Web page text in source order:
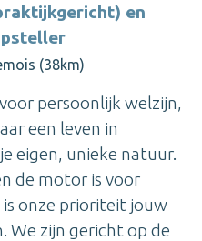
en
(38km)
persoonlijk welzijn,
een leven in
eigen, unieke natuur.
de motor is voor
onze prioriteit jouw
We zijn gericht op de